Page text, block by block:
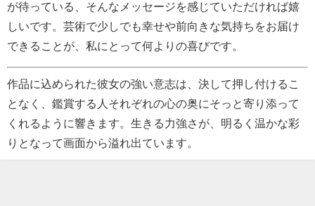
が待っている、そんなメッセージを感じていただければ嬉
しいです。芸術で少しでも幸せや前向きな気持ちをお届け
できることが、私にとって何よりの喜びです。
作品に込められた彼女の強い意志は、決して押し付けるこ
となく、鑑賞する人それぞれの心の奥にそっと寄り添って
くれるように響きます。生きる力強さが、明るく温かな彩
りとなって画面から溢れ出ています。